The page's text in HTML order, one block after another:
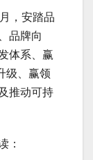
，安踏品
品牌向
体系、赢
级、赢领
推动可持
：